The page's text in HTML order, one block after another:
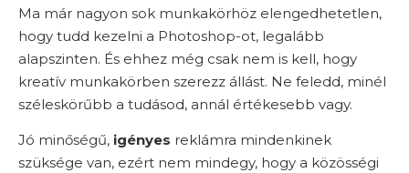
Ma már nagyon sok munkakörhöz elengedhetetlen,
hogy tudd kezelni a Photoshop-ot, legalább
alapszinten. És ehhez még csak nem is kell, hogy
kreatív munkakörben szerezz állást. Ne feledd, minél
széleskörűbb a tudásod, annál értékesebb vagy.
Jó minőségű, igényes reklámra mindenkinek
szüksége van, ezért nem mindegy, hogy a közösségi